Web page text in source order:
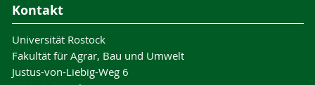
Kontakt
Universität Rostock
Fakultät für Agrar, Bau und Umwelt
Justus-von-Liebig-Weg 6